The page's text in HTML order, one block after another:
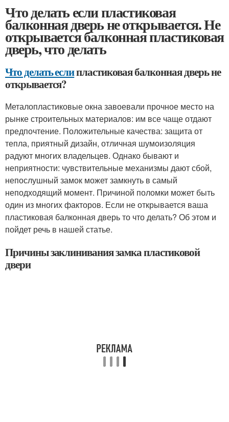
Что делать если пластиковая
балконная дверь не открывается. Не
открывается балконная пластиковая
дверь, что делать
Что делать еслипластиковая балконная дверь не
открывается?
Металопластиковые окна завоевали прочное место на
рынке строительных материалов: им все чаще отдают
предпочтение. Положительные качества: защита от
тепла, приятный дизайн, отличная шумоизоляция
радуют многих владельцев. Однако бывают и
неприятности: чувствительные механизмы дают сбой,
непослушный замок может замкнуть в самый
неподходящий момент. Причиной поломки может быть
один из многих факторов. Если не открывается ваша
пластиковая балконная дверь то что делать? Об этом и
пойдет речь в нашей статье.
Причины заклинивания замка пластиковой
двери